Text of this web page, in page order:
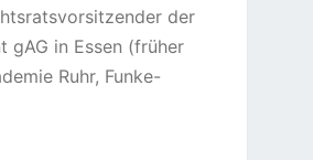
der
gAG in Essen (früher
Ruhr, Funke-